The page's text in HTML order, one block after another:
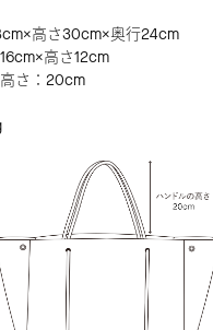
高さ30cm×奥行24cm
高さ12cm
さ：20cm